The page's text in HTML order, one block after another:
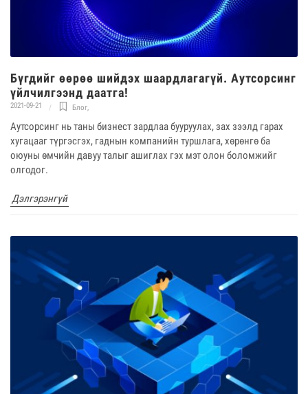
Бүгдийг өөрөө шийдэх шаардлагагүй. Аутсорсинг
үйлчилгээнд даатга!
2021-09-21 Блог,
Аутсорсинг нь таны бизнест зардлаа бууруулах, зах зээлд гарах
хугацааг түргэсгэх, гаднын компанийн туршлага, хөрөнгө ба
оюуны өмчийн давуу талыг ашиглах гэx мэт олон боломжийг
олгодог.
Дэлгэрэнгүй